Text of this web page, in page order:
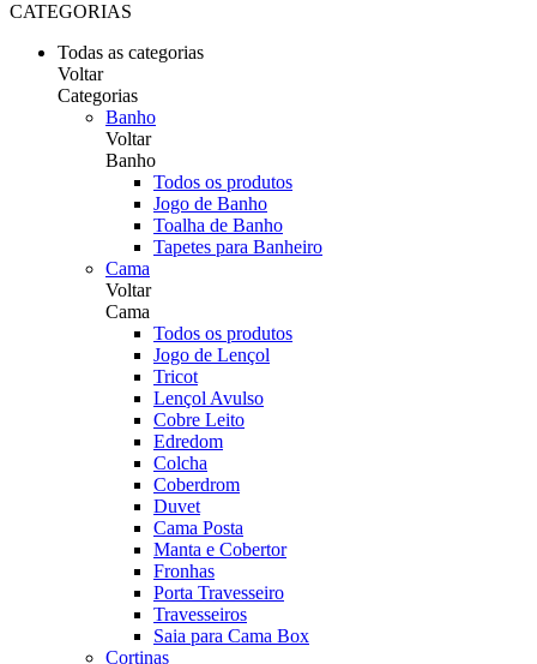
CATEGORIAS
Todas as categorias
Voltar
Categorias
Banho
Voltar
Banho
Todos os produtos
Jogo de Banho
Toalha de Banho
Tapetes para Banheiro
Cama
Voltar
Cama
Todos os produtos
Jogo de Lençol
Tricot
Lençol Avulso
Cobre Leito
Edredom
Colcha
Coberdrom
Duvet
Cama Posta
Manta e Cobertor
Fronhas
Porta Travesseiro
Travesseiros
Saia para Cama Box
Cortinas